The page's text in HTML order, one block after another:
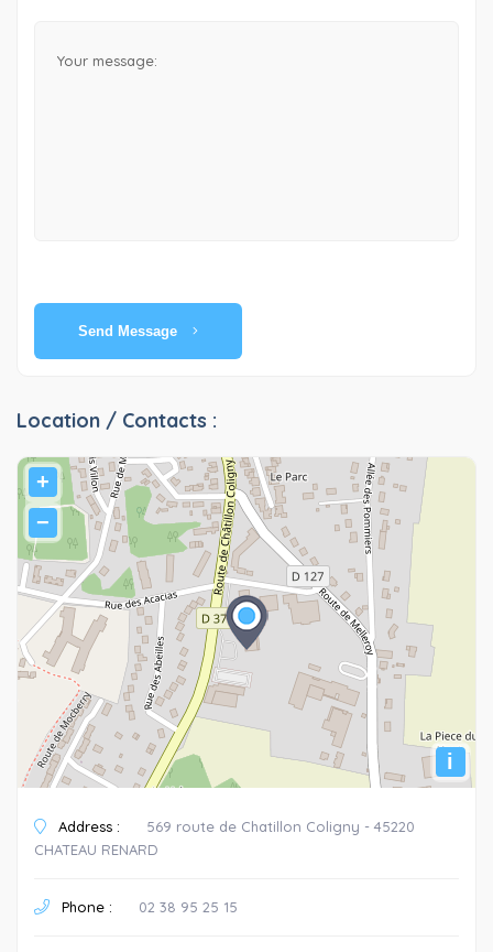
Send Message
Location / Contacts :
+
−
i
Address :
569 route de Chatillon Coligny - 45220
CHATEAU RENARD
Phone : 02 38 95 25 15